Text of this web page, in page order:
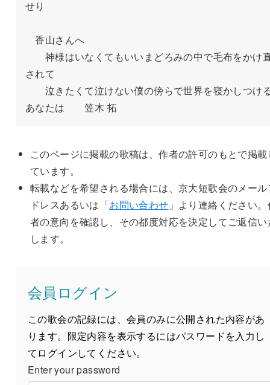
せり
香山さんへ
神様はいなくてもいいまどろみの中で毛布をかけ
されて
泣きたくて泣けない僕の傍らで世界を寝かしつけ
あなたは　　笠木 拓
このページに掲載の歌稿は、作者の許可のもとで掲載
ています。
転載などを希望される場合には、京大短歌会のメール
ドレスあるいは「お問い合わせ 」より連絡ください
者の意向を確認し、その都度対応を決定してご返信い
します。
会員ログイン
この歌会の記録には、会員のみに公開された内容があ
ります。限定内容を表示するにはパスワードを入力し
てログインしてください。
Enter your password